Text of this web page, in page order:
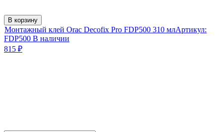
В корзину
Монтажный клей Orac Decofix Pro FDP500 310 млАртикул:
FDP500 В наличии
815 ₽